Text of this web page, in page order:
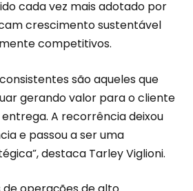
cada vez mais adotado por
crescimento sustentável
competitivos.
são aqueles que
gerando valor para o cliente
A recorrência deixou
e passou a ser uma
destaca Tarley Viglioni.